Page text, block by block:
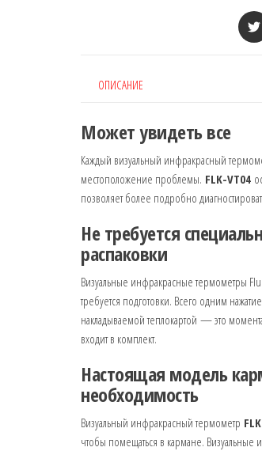
ОПИСАНИЕ
Может увидеть все
Каждый визуальный инфракрасный
местоположение проблемы. FLK-VT04
позволяет более подробно
Не требуется
распаковки
Визуальные инфракрасные термометры
требуется подготовки. Всего одним
накладываемой теплокартой — это
входит в комплект.
Настоящая модель
необходимость
Визуальный инфракрасный термометр
чтобы помещаться в кармане.